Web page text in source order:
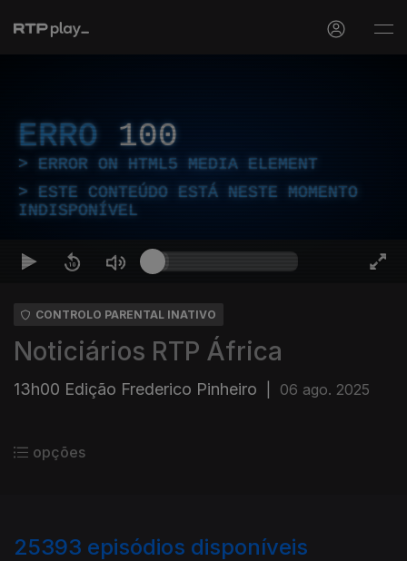
ERRO 100
ERROR ON HTML5 MEDIA ELEMENT
ESTE CONTEÚDO ESTÁ NESTE MOMENTO
INDISPONÍVEL
CONTROLO PARENTAL INATIVO
Noticiários RTP África
13h00 Edição Frederico Pinheiro 06 ago. 2025
opções
25393 episódios disponíveis